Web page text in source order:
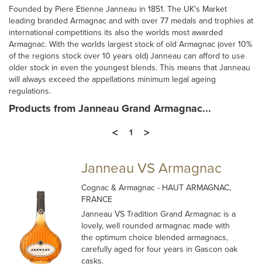
Founded by Piere Etienne Janneau in 1851. The UK's Market
leading branded Armagnac and with over 77 medals and trophies at
international competitions its also the worlds most awarded
Armagnac. With the worlds largest stock of old Armagnac (over 10%
of the regions stock over 10 years old) Janneau can afford to use
older stock in even the youngest blends. This means that Janneau
will always exceed the appellations minimum legal ageing
regulations.
Products from Janneau Grand Armagnac...
<
1 >
Janneau VS Armagnac
Cognac & Armagnac- HAUT ARMAGNAC,
FRANCE
Janneau VS Tradition Grand Armagnac is a
lovely, well rounded armagnac made with
the optimum choice blended armagnacs,
carefully aged for four years in Gascon oak
casks.